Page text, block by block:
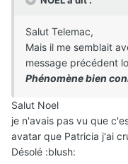
Salut Telemac,
Mais il me semblait
message précédent
Phénomène bien
Salut Noel
je n'avais pas vu que
avatar que Patricia j'ai
Désolé :blush: